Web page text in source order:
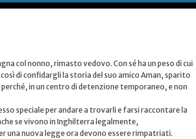
col nonno, rimasto vedovo. Con sé ha un peso di cui
di confidargli la storia del suo amico Aman, sparito
in un centro di detenzione temporaneo, e non
speciale per andare a trovarli e farsi raccontare la
se vivono in Inghilterra legalmente,
una nuova legge ora devono essere rimpatriati.